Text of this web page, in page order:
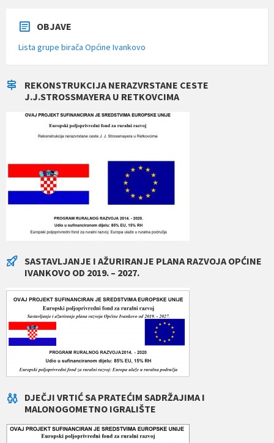
OBJAVE
Lista grupe birača Općine Ivankovo
REKONSTRUKCIJA NERAZVRSTANE CESTE
J.J.STROSSMAYERA U RETKOVCIMA
SASTAVLJANJE I AŽURIRANJE PLANA RAZVOJA OPĆINE
IVANKOVO OD 2019. – 2027.
DJEČJI VRTIĆ SA PRATEĆIM SADRŽAJIMA I
MALONOGOMETNO IGRALIŠTE